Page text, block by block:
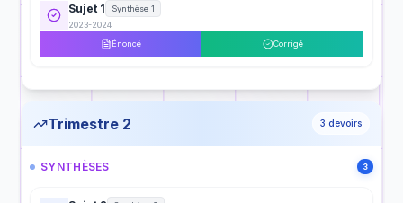
Sujet 1
Synthèse 1
2023-2024
Énoncé
Corrigé
Trimestre 2 3 devoirs
SYNTHÈSES 3